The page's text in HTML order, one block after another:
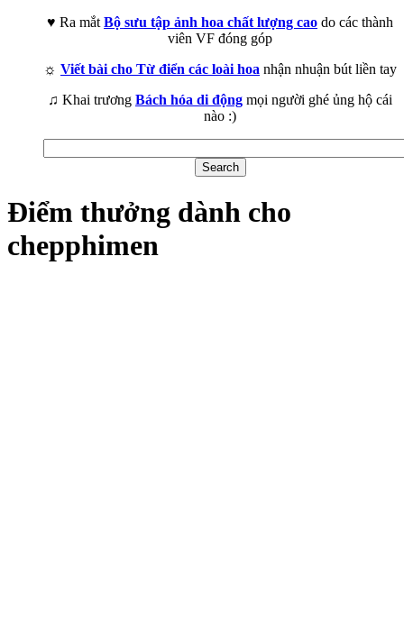
♥ Ra mắt Bộ sưu tập ảnh hoa chất lượng cao do các thành
viên VF đóng góp
☼ Viết bài cho Từ điển các loài hoa nhận nhuận bút liền tay
♫ Khai trương Bách hóa di động mọi người ghé ủng hộ cái
nào :)
Điểm thưởng dành cho
chepphimen